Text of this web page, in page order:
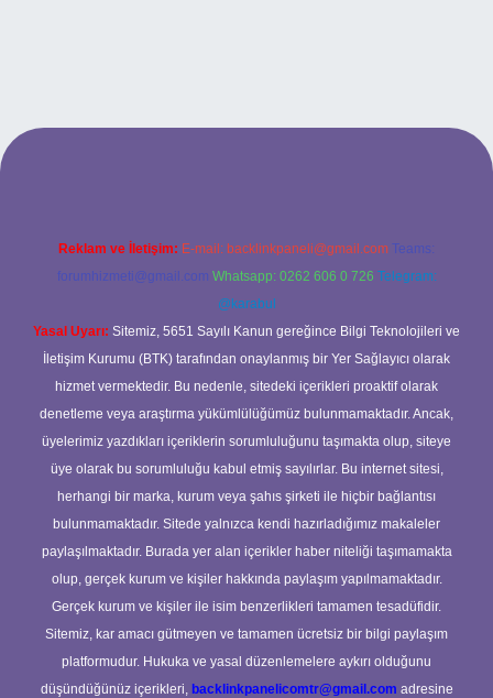
betci
Reklam ve İletişim: E-mail: backlinkpaneli@gmail.com Teams:
forumhizmeti@gmail.com Whatsapp: 0262 606 0 726 Telegram:
@karabul
Yasal Uyarı: Sitemiz, 5651 Sayılı Kanun gereğince Bilgi Teknolojileri ve
İletişim Kurumu (BTK) tarafından onaylanmış bir Yer Sağlayıcı olarak
hizmet vermektedir. Bu nedenle, sitedeki içerikleri proaktif olarak
denetleme veya araştırma yükümlülüğümüz bulunmamaktadır. Ancak,
üyelerimiz yazdıkları içeriklerin sorumluluğunu taşımakta olup, siteye
üye olarak bu sorumluluğu kabul etmiş sayılırlar. Bu internet sitesi,
herhangi bir marka, kurum veya şahıs şirketi ile hiçbir bağlantısı
bulunmamaktadır. Sitede yalnızca kendi hazırladığımız makaleler
paylaşılmaktadır. Burada yer alan içerikler haber niteliği taşımamakta
olup, gerçek kurum ve kişiler hakkında paylaşım yapılmamaktadır.
Gerçek kurum ve kişiler ile isim benzerlikleri tamamen tesadüfidir.
Sitemiz, kar amacı gütmeyen ve tamamen ücretsiz bir bilgi paylaşım
platformudur. Hukuka ve yasal düzenlemelere aykırı olduğunu
düşündüğünüz içerikleri, backlinkpanelicomtr@gmail.com adresine